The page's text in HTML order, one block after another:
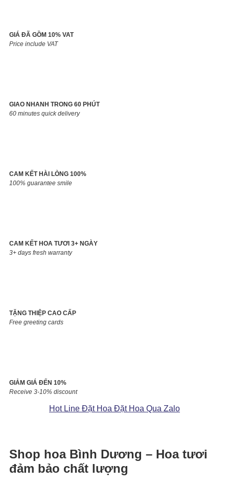
GIÁ ĐÃ GỒM 10% VAT
Price include VAT
GIAO NHANH TRONG 60 PHÚT
60 minutes quick delivery
CAM KẾT HÀI LÒNG 100%
100% guarantee smile
CAM KẾT HOA TƯƠI 3+ NGÀY
3+ days fresh warranty
TẶNG THIỆP CAO CẤP
Free greeting cards
GIẢM GIÁ ĐẾN 10%
Receive 3-10% discount
Hot Line Đặt Hoa Đặt Hoa Qua Zalo
Shop hoa Bình Dương – Hoa tươi
đảm bảo chất lượng